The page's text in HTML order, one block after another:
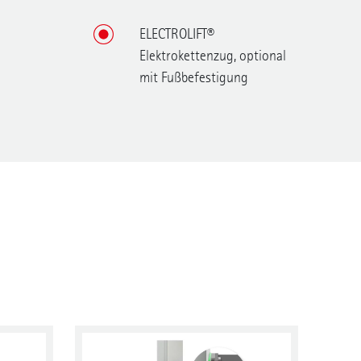
ELECTROLIFT®
Elektrokettenzug, optional
mit Fußbefestigung